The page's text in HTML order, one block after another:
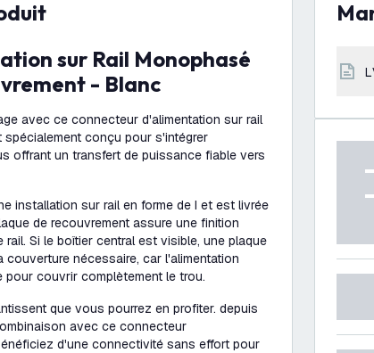
- Blanc
avec ce connecteur d'alimentation sur rail
conçu pour s'intégrer
offrant un transfert de puissance fiable vers
installation sur rail en forme de I et est livrée
de recouvrement assure une finition
Si le boîtier central est visible, une plaque
couverture nécessaire, car l'alimentation
couvrir complètement le trou.
que vous pourrez en profiter. depuis
avec ce connecteur
d'une connectivité sans effort pour